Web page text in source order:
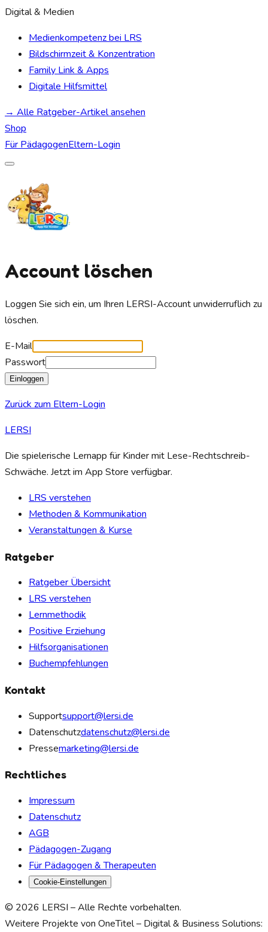
Digital & Medien
Medienkompetenz bei LRS
Bildschirmzeit & Konzentration
Family Link & Apps
Digitale Hilfsmittel
→ Alle Ratgeber-Artikel ansehen
Shop
Für PädagogenEltern-Login
Account löschen
Loggen Sie sich ein, um Ihren LERSI-Account unwiderruflich zu
löschen.
E-Mail
Passwort
Einloggen
Zurück zum Eltern-Login
LERSI
Die spielerische Lernapp für Kinder mit Lese-Rechtschreib-
Schwäche. Jetzt im App Store verfügbar.
LRS verstehen
Methoden & Kommunikation
Veranstaltungen & Kurse
Ratgeber
Ratgeber Übersicht
LRS verstehen
Lernmethodik
Positive Erziehung
Hilfsorganisationen
Buchempfehlungen
Kontakt
Supportsupport@lersi.de
Datenschutzdatenschutz@lersi.de
Pressemarketing@lersi.de
Rechtliches
Impressum
Datenschutz
AGB
Pädagogen-Zugang
Für Pädagogen & Therapeuten
Cookie-Einstellungen
© 2026 LERSI – Alle Rechte vorbehalten.
Weitere Projekte von OneTitel – Digital & Business Solutions: